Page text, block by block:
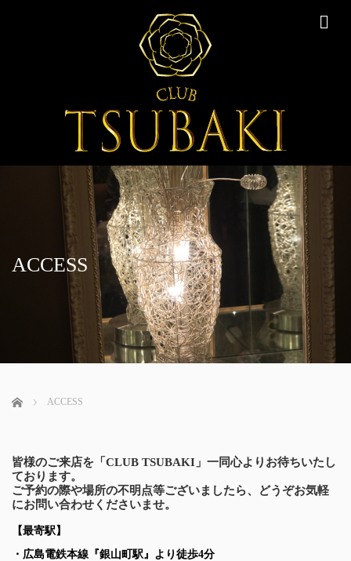
ACCESS
ホーム ACCESS
皆様のご来店を「CLUB TSUBAKI」一同心よりお待ちいたし
ております。
ご予約の際や場所の不明点等ございましたら、どうぞお気軽
にお問い合わせくださいませ。
【最寄駅】
・広島電鉄本線『銀山町駅』より徒歩4分